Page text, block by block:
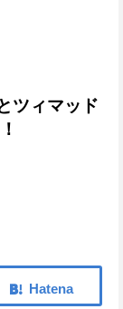
ツィマッド